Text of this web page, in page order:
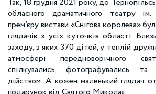
обласного драматичного театру
прем’єру вистави «Снігова королева»
глядачів з усіх куточків області.
заходу, з яких 370 дітей, у теплій
атмосфері передноворічного
спілкувались, фотографувались та
дійством. А кожен маленький глядач